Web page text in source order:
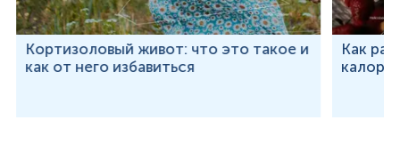
Кортизоловый живот: что это такое и
как от него избавиться
Как